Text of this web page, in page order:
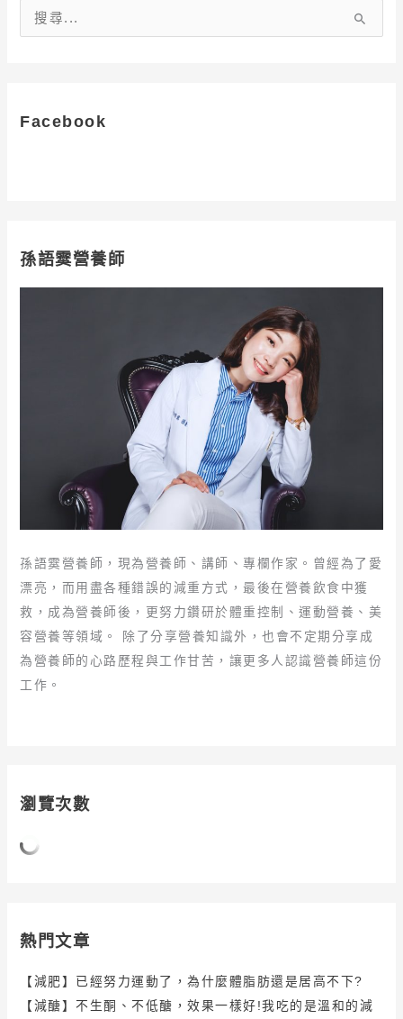
純
鄉、
字
Facebook
孫語霙營養師
孫語霙營養師，現為營養師、講師、專欄作家。曾經為了愛
漂亮，而用盡各種錯誤的減重方式，最後在營養飲食中獲
救，成為營養師後，更努力鑽研於體重控制、運動營養、美
容營養等領域。 除了分享營養知識外，也會不定期分享成
為營養師的心路歷程與工作甘苦，讓更多人認識營養師這份
工作。
瀏覽次數
熱門文章
【減肥】已經努力運動了，為什麼體脂肪還是居高不下?
【減醣】不生酮、不低醣，效果一樣好!我吃的是溫和的減